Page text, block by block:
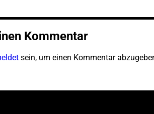
Kommentar
sein, um einen Kommentar